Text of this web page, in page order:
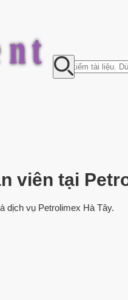
nt
viên tại
dịch vụ Petrolimex Hà Tây.